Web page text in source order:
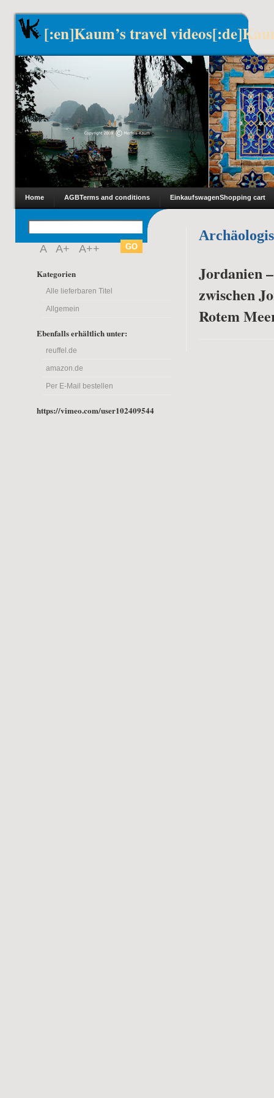
[:en]Kaum’s travel
Home AGBTerms and conditions EinkaufswagenShopping cart
A A+ A++
Kategorien
Alle lieferbaren Titel
Allgemein
Ebenfalls erhältlich unter:
reuffel.de
amazon.de
Per E-Mail bestellen
https://vimeo.com/user102409544
Jordanien
zwischen
Rotem